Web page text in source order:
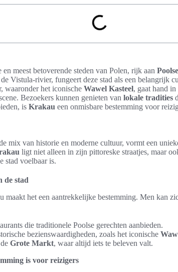
en meest betoverende steden van Polen, rijk aan
Vistula-rivier, fungeert deze stad als een belangrijk
waaronder het iconische Wawel Kasteel, gaat hand
Bezoekers kunnen genieten van lokale tradities
is Krakau een onmisbare bestemming voor
mix van historie en moderne cultuur, vormt een
ligt niet alleen in zijn pittoreske straatjes, maar
stad voelbaar is.
de stad
maakt het een aantrekkelijke bestemming. Men kan
die traditionele Poolse gerechten aanbieden.
bezienswaardigheden, zoals het iconische
Grote Markt, waar altijd iets te beleven valt.
is voor reizigers